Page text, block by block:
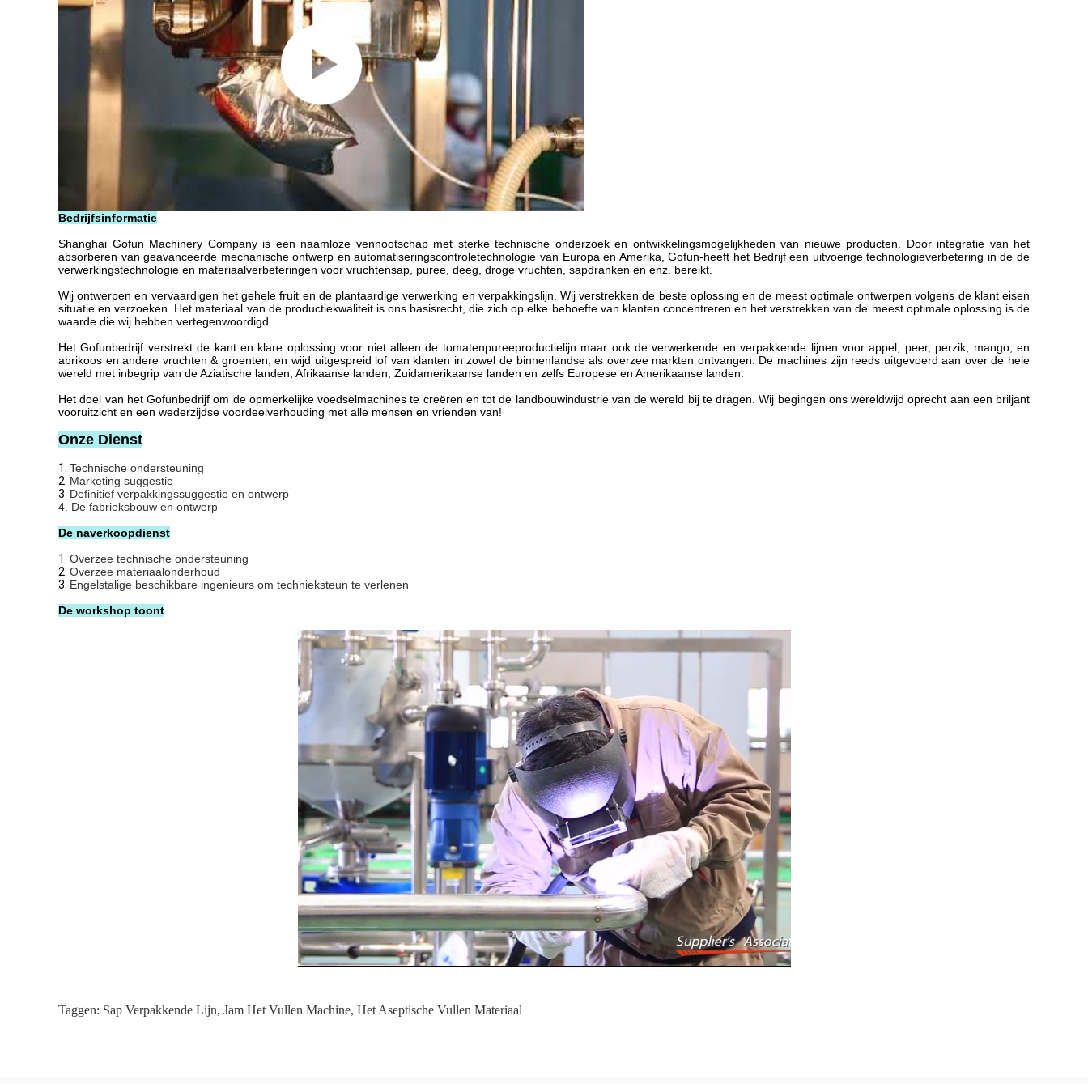
Bedrijfsinformatie
Shanghai Gofun Machinery Company is een naamloze vennootschap met sterke technische onderzoek en ontwikkelingsmogelijkheden van nieuwe producten. Door integratie van het
absorberen van geavanceerde mechanische ontwerp en automatiseringscontroletechnologie van Europa en Amerika, Gofun-heeft het Bedrijf een uitvoerige technologieverbetering in de de
verwerkingstechnologie en materiaalverbeteringen voor vruchtensap, puree, deeg, droge vruchten, sapdranken en enz. bereikt.
Wij ontwerpen en vervaardigen het gehele fruit en de plantaardige verwerking en verpakkingslijn. Wij verstrekken de beste oplossing en de meest optimale ontwerpen volgens de klant eisen
situatie en verzoeken. Het materiaal van de productiekwaliteit is ons basisrecht, die zich op elke behoefte van klanten concentreren en het verstrekken van de meest optimale oplossing is de
waarde die wij hebben vertegenwoordigd.
Het Gofunbedrijf verstrekt de kant en klare oplossing voor niet alleen de tomatenpureeproductielijn maar ook de verwerkende en verpakkende lijnen voor appel, peer, perzik, mango, en
abrikoos en andere vruchten & groenten, en wijd uitgespreid lof van klanten in zowel de binnenlandse als overzee markten ontvangen. De machines zijn reeds uitgevoerd aan over de hele
wereld met inbegrip van de Aziatische landen, Afrikaanse landen, Zuidamerikaanse landen en zelfs Europese en Amerikaanse landen.
Het doel van het Gofunbedrijf om de opmerkelijke voedselmachines te creëren en tot de landbouwindustrie van de wereld bij te dragen. Wij begingen ons wereldwijd oprecht aan een briljant
vooruitzicht en een wederzijdse voordeelverhouding met alle mensen en vrienden van!
Onze Dienst
1. Technische ondersteuning
2. Marketing suggestie
3. Definitief verpakkingssuggestie en ontwerp
4. De fabrieksbouw en ontwerp
De naverkoopdienst
1. Overzee technische ondersteuning
2. Overzee materiaalonderhoud
3. Engelstalige beschikbare ingenieurs om technieksteun te verlenen
De workshop toont
Taggen: Sap Verpakkende Lijn, Jam Het Vullen Machine, Het Aseptische Vullen Materiaal